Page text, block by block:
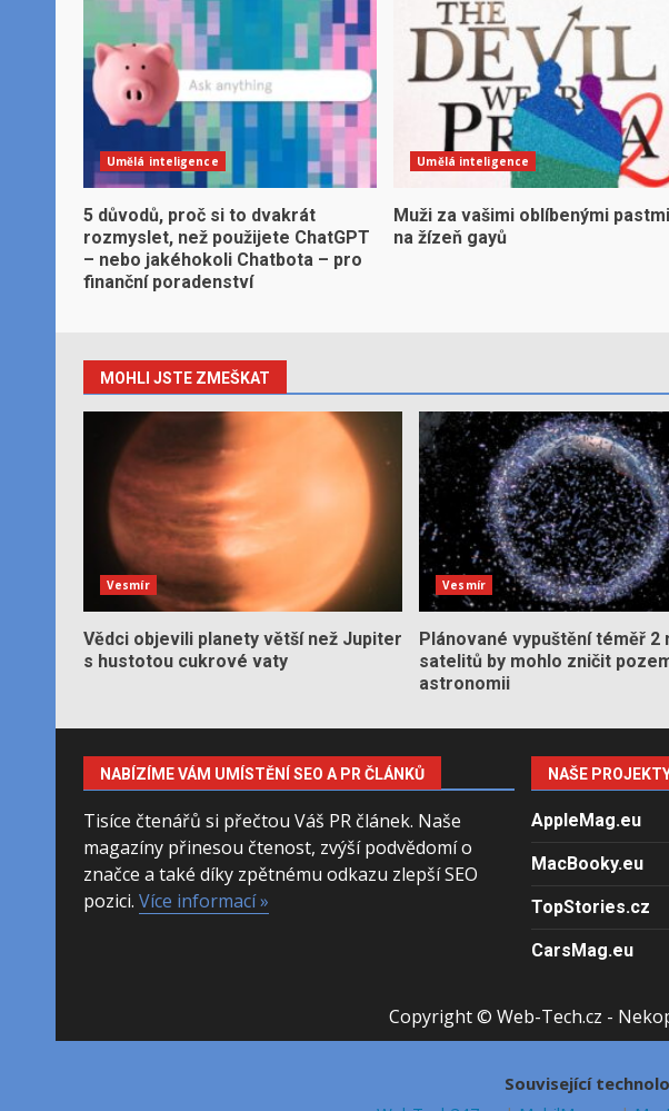
Umělá inteligence
5 důvodů, proč si to dvakrát
rozmyslet, než použijete ChatGPT
– nebo jakéhokoli Chatbota – pro
finanční poradenství
Umělá inteligence
Muži za vašimi oblíbenými pastmi
na žízeň gayů
MOHLI JSTE ZMEŠKAT
Vesmír
Vědci objevili planety větší než Jupiter
s hustotou cukrové vaty
Vesmír
Plánované vypuštění téměř 2
satelitů by mohlo zničit
astronomii
NABÍZÍME VÁM UMÍSTĚNÍ SEO A PR ČLÁNKŮ
Tisíce čtenářů si přečtou Váš PR článek. Naše
magazíny přinesou čtenost, zvýší podvědomí o
značce a také díky zpětnému odkazu zlepší SEO
pozici. Více informací »
NAŠE
AppleMag.eu
MacBooky.eu
TopStories.cz
CarsMag.eu
Copyright © Web-Tech.cz -
Související